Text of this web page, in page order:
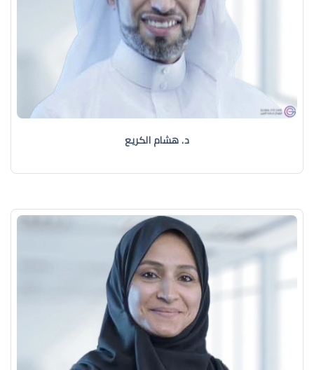
د. هشام الكريع